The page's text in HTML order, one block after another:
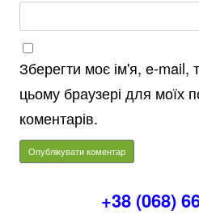
Зберегти моє ім'я, e-mail,
цьому браузері для моїх
коментарів.
+38 (068)